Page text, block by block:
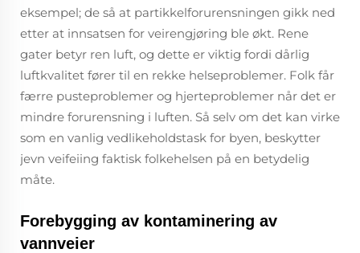
eksempel; de så at partikkelforurensningen gikk ned
etter at innsatsen for veirengjøring ble økt. Rene
gater betyr ren luft, og dette er viktig fordi dårlig
luftkvalitet fører til en rekke helseproblemer. Folk får
færre pusteproblemer og hjerteproblemer når det er
mindre forurensning i luften. Så selv om det kan virke
som en vanlig vedlikeholdstask for byen, beskytter
jevn veifeiing faktisk folkehelsen på en betydelig
måte.
Forebygging av kontaminering av
vannveier